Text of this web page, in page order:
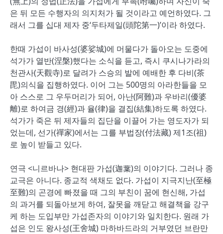
은 뒤 모든 수행자의 의지처가 될 것이라고 예언하였다. 그
래서 그를 십대 제자 중‘두타제일(頭陀第一)’이라 하였다.
한때 가섭이 바사성(婆娑城)에 머물다가 돌아오는 도중에
석가가 열반(涅槃)했다는 소식을 듣고, 즉시 쿠시나가라의
천관사(天觀寺)로 달려가 스승의 발에 예배한 후 다비(茶
毘)의식을 집행하였다. 이어 그는 500명의 아라한들을 모
아 스스로 그 우두머리가 되어, 아난(阿難)과 우바리(優婆
離)로 하여금 경(經)과 율(律)을 결집(結集)하도록 하였다.
석가가 죽은 뒤 제자들의 집단을 이끌어 가는 영도자가 되
었는데, 선가(禪家)에서는 그를 부법장(付法藏) 제1조(祖)
로 높이 받들고 있다.
연극 <니르바나> 현대판 가섭(迦葉)의 이야기다. 그러나 종
교극은 아니다. 종교적 색채도 없다. 가섭이 지극지난(至極
至難)의 곤경에 빠졌을 때 그의 부친이 꿈에 현신해, 가섭
의 과거를 되돌아보게 하여, 잘못을 깨닫고 해결책을 강구
케 하는 도입부만 가섭존자의 이야기와 일치한다. 원래 가
섭은 인도 왕사성(王舍城) 마하바드라의 거부였던 브란만